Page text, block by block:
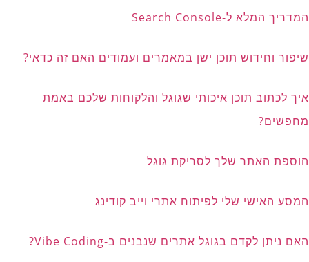
המדריך המלא ל-Search Console
שיפור וחידוש תוכן ישן במאמרים ועמודים האם זה כדאי?
איך לכתוב תוכן איכותי שגוגל והלקוחות שלכם באמת
מחפשים?
הוספת האתר שלך לסריקת גוגל
המסע האישי שלי לפיתוח אתרי וייב קודינג
האם ניתן לקדם בגוגל אתרים שנבנים ב-Vibe Coding?